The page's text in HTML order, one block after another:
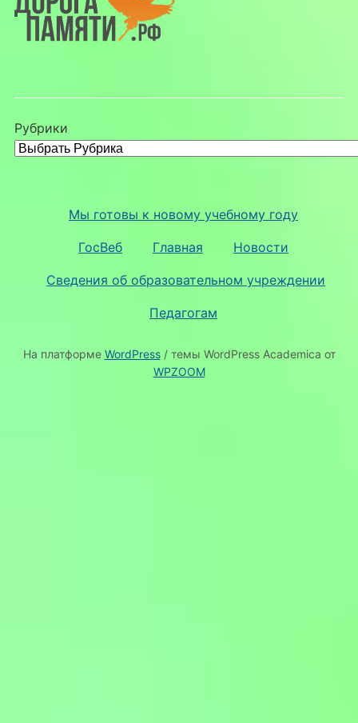
Рубрики
Мы готовы к новому учебному году
ГосВеб Главная Новости
Сведения об образовательном учреждении
Педагогам
На платформе WordPress/ темы WordPress Academica от
WPZOOM